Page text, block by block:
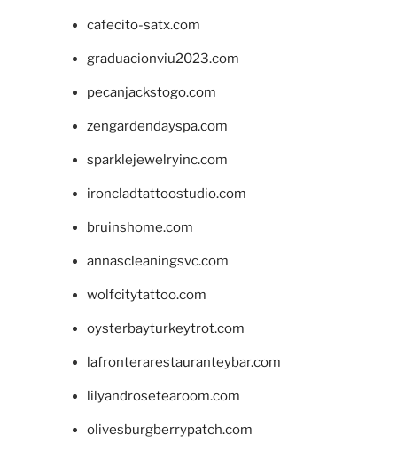
cafecito-satx.com
graduacionviu2023.com
pecanjackstogo.com
zengardendayspa.com
sparklejewelryinc.com
ironcladtattoostudio.com
bruinshome.com
annascleaningsvc.com
wolfcitytattoo.com
oysterbayturkeytrot.com
lafronterarestauranteybar.com
lilyandrosetearoom.com
olivesburgberrypatch.com